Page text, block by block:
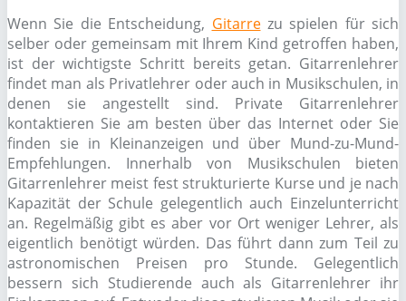
Wenn Sie die Entscheidung, Gitarrezu spielen für sich
selber oder gemeinsam mit Ihrem Kind getroffen haben,
ist der wichtigste Schritt bereits getan. Gitarrenlehrer
findet man als Privatlehrer oder auch in Musikschulen, in
denen sie angestellt sind. Private Gitarrenlehrer
kontaktieren Sie am besten über das Internet oder Sie
finden sie in Kleinanzeigen und über Mund-zu-Mund-
Empfehlungen. Innerhalb von Musikschulen bieten
Gitarrenlehrer meist fest strukturierte Kurse und je nach
Kapazität der Schule gelegentlich auch Einzelunterricht
an. Regelmäßig gibt es aber vor Ort weniger Lehrer, als
eigentlich benötigt würden. Das führt dann zum Teil zu
astronomischen Preisen pro Stunde. Gelegentlich
bessern sich Studierende auch als Gitarrenlehrer ihr